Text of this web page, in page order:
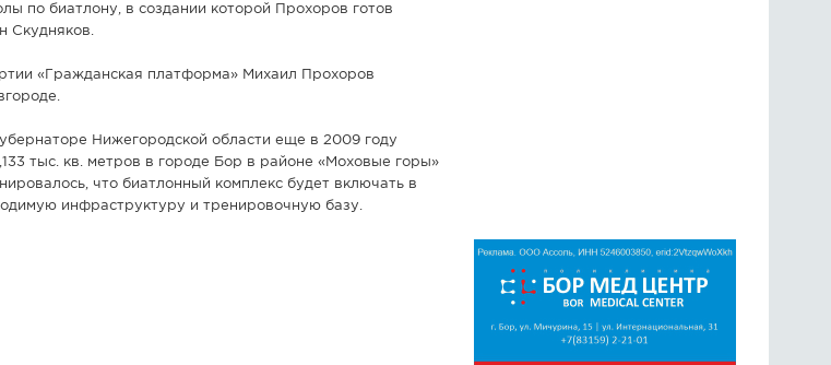
по биатлону, в создании которой Прохоров готов
Скудняков.
«Гражданская платформа» Михаил Прохоров
Нижегородской области еще в 2009 году
тыс. кв. метров в городе Бор в районе «Моховые горы»
что биатлонный комплекс будет включать в
инфраструктуру и тренировочную базу.